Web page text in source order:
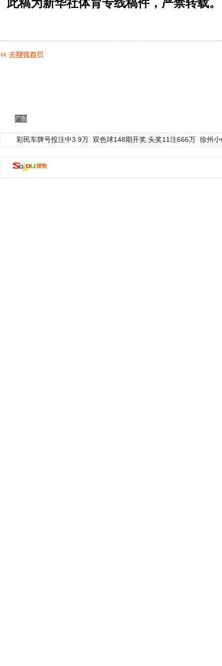
此稿为新华社体育专线稿件，严禁转载。
广告
彩民车牌号投注中3.9万 双色球148期开奖:头奖11注666万 徐州